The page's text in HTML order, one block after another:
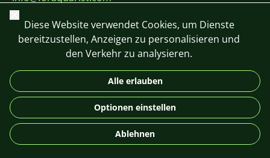
+420 603 449 602
DE
© 2026 For Aquarist
Schließen
Diese Website verwendet Cookies, um Dienste
bereitzustellen, Anzeigen zu personalisieren und
den Verkehr zu analysieren.
Alle erlauben
Optionen einstellen
Ablehnen